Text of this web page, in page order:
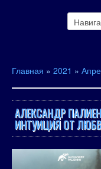
Главная » 2021 »
АЛЕКСАНДР
ИНТУИЦИЯ ОТ